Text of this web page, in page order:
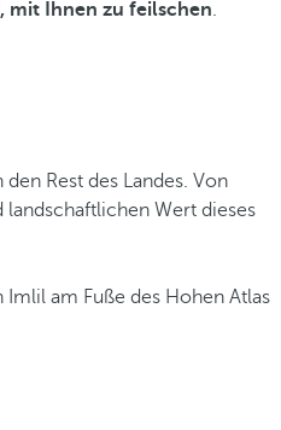
mit Ihnen zu feilschen.
Rest des Landes. Von
Wert dieses
Imlil am Fuße des Hohen Atlas